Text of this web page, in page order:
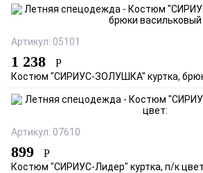
Артикул: 05101
1 238 Р
Костюм "СИРИУС-ЗОЛУШКА" куртка,
Артикул: 07610
899 Р
Костюм "СИРИУС-Лидер" куртка, п/к